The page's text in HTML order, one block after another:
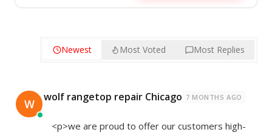
Newest Most Voted Most Replies
W wolf rangetop repair Chicago 7 MONTHS AGO
<p>we are proud to offer our customers high-